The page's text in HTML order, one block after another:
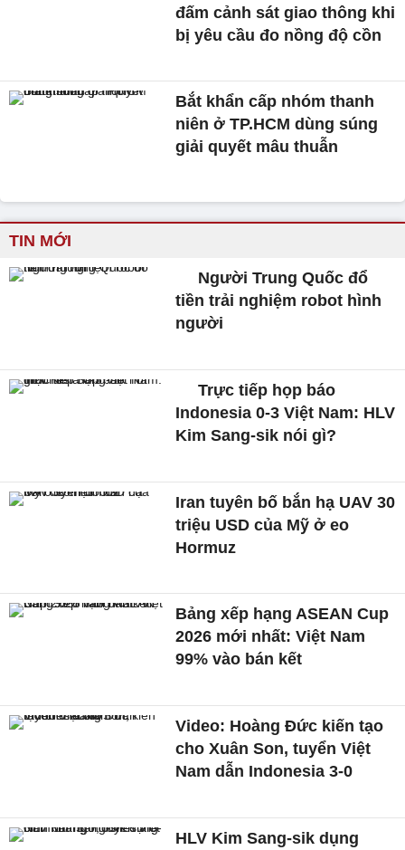
đấm cảnh sát giao thông khi
bị yêu cầu đo nồng độ cồn
Bắt khẩn cấp nhóm thanh
niên ở TP.HCM dùng súng
giải quyết mâu thuẫn
TIN MỚI
Người Trung Quốc đổ
tiền trải nghiệm robot hình
người
Trực tiếp họp báo
Indonesia 0-3 Việt Nam: HLV
Kim Sang-sik nói gì?
Iran tuyên bố bắn hạ UAV 30
triệu USD của Mỹ ở eo
Hormuz
Bảng xếp hạng ASEAN Cup
2026 mới nhất: Việt Nam
99% vào bán kết
Video: Hoàng Đức kiến tạo
cho Xuân Son, tuyển Việt
Nam dẫn Indonesia 3-0
HLV Kim Sang-sik dụng